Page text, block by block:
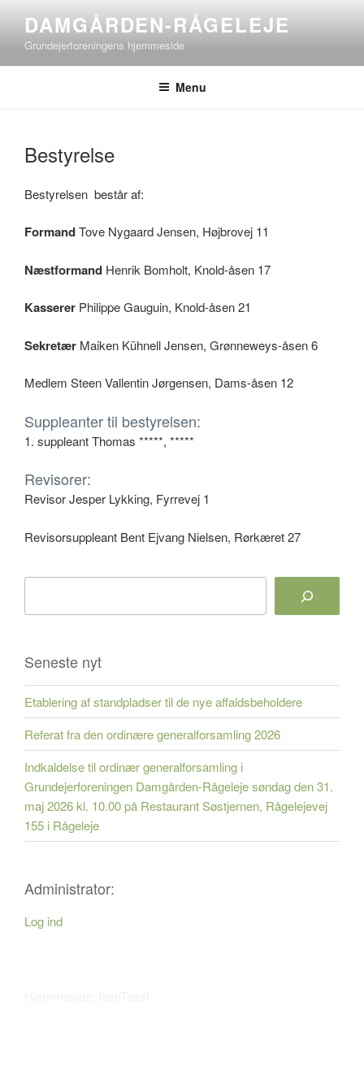
indhold
DAMGÅRDEN-RÅGELEJE
Grundejerforeningens hjemmeside
Menu
Bestyrelse
Bestyrelsen består af:
FormandTove Nygaard Jensen, Højbrovej 11
Næstformand Henrik Bomholt, Knold-åsen 17
Kasserer Philippe Gauguin, Knold-åsen 21
Sekretær Maiken Kühnell Jensen, Grønneweys-åsen 6
Medlem Steen Vallentin Jørgensen, Dams-åsen 12
Suppleanter til bestyrelsen:
1. suppleant Thomas *****, *****
Revisorer:
Revisor Jesper Lykking, Fyrrevej 1
Revisorsuppleant Bent Ejvang Nielsen, Rørkæret 27
Seneste nyt
Etablering af standpladser til de nye affaldsbeholdere
Referat fra den ordinære generalforsamling 2026
Indkaldelse til ordinær generalforsamling i
Grundejerforeningen Damgården-Rågeleje søndag den 31.
maj 2026 kl. 10.00 på Restaurant Søstjernen, Rågelejevej
155 i Rågeleje
Administrator:
Log ind